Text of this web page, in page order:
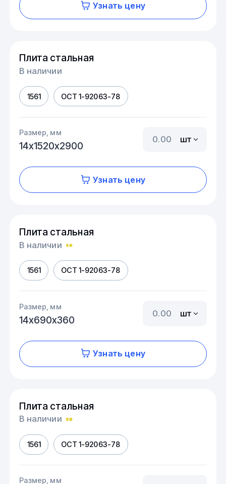
Узнать цену
Плита стальная
В наличии
1561 ОСТ 1-92063-78
Размер, мм
14х1520х2900
шт
Узнать цену
Плита стальная
В наличии
1561 ОСТ 1-92063-78
Размер, мм
14х690х360
шт
Узнать цену
Плита стальная
В наличии
1561 ОСТ 1-92063-78
Размер, мм